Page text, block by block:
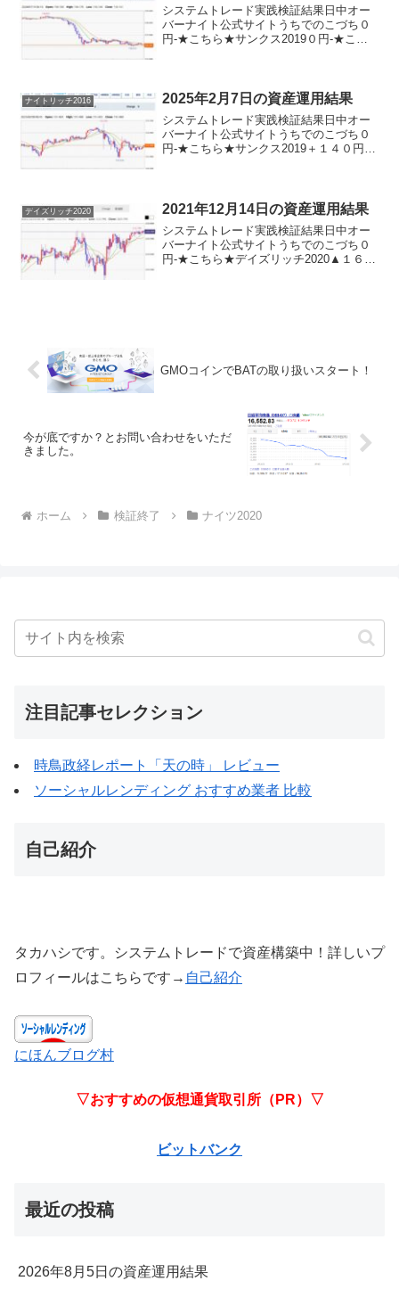
システムトレード実践検証結果日中オー
バーナイト公式サイトうちでのこづち０
円-★こちら★サンクス2019０円-★こち
ナイトリッチ2016 2025年2月7日の資産運用結果
システムトレード実践検証結果日中オー
バーナイト公式サイトうちでのこづち０
円-★こちら★サンクス2019＋１４０円-
デイズリッチ2020 2021年12月14日の資産運用結果
システムトレード実践検証結果日中オー
バーナイト公式サイトうちでのこづち０
円-★こちら★デイズリッチ2020▲１６０
GMOコインでBATの取り扱いスタート！
今が底ですか？とお問い合わせをいただ
きました。
ホーム 検証終了 ナイツ2020
注目記事セレクション
時鳥政経レポート「天の時」 レビュー
ソーシャルレンディング おすすめ業者 比較
自己紹介
タカハシです。システムトレードで資産構築中！詳しいプ
ロフィールはこちらです→ 自己紹介
にほんブログ村
▽おすすめの仮想通貨取引所（PR）▽
ビットバンク
最近の投稿
2026年8月5日の資産運用結果